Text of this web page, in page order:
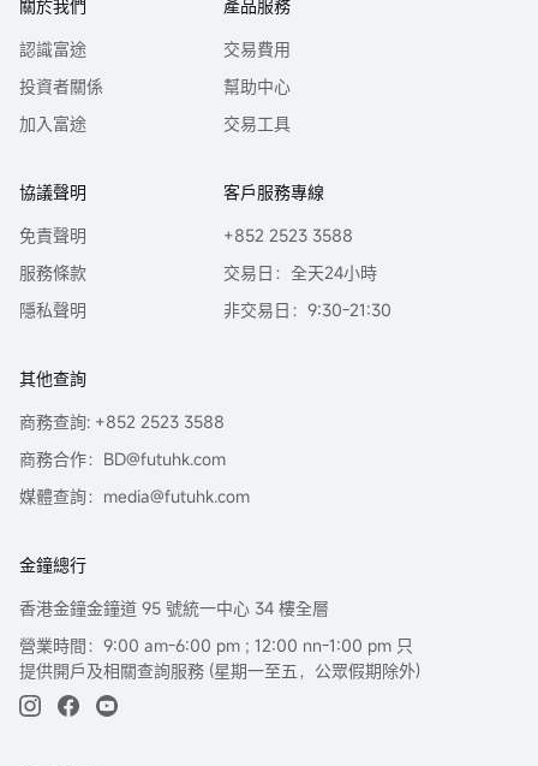
(SSO.US)$
$三倍做多標普500ETF-ProShares (UPRO.US)$
SmallCap600 (SDD.US)$ $三倍做空標普500ETF-ProShares
(SPXU.US)$
$標普中型股400指數ETF-SPDR (MDY.US)$
$SPDR標普600小盤ETF基金 (SLY.US)$
Small Cap Growth ETF (SLYG.US)$
數ETF-iShares (IVW.US)$ $標普小盤股指數ETF-iShares
指數ETF-iShares (OEF.US)$ $標普500ETF-Vanguard
(VOO.US)$
$標普500成長股ETF-Vanguard (VOOG.US)$
普500價值股ETF-Vanguard (VOOV.US)$ $標普500ETF博時
(513500.SH)$
$標普500ETF南方 (513650.SH)$
ProShares (SVXY.US)$
$Proshares VIX中期期貨ETF (VIXM.US)$
(QQQ.US)$ $2倍做多納斯達克100指數ETF-ProShares
(QLD.US)$
$三倍做多納指ETF-ProShares (TQQQ.US)$
$Pacific Smiles Group Ltd(已除牌) (PSQ.AU)$
納斯達克指數ETF (QID.US)$
(SQQQ.US)$
ETF華安 (159632.SZ)$ $道瓊斯工業平均指數ETF-State
Street SPDR (DIA.US)$
$2倍做多道指ETF-Proshares
(DDM.US)$ $三倍做空道指30ETF-ProShares (SDOW.US)$
$道指ETF-ProShares做空 (DOG.US)$ $三倍做空道指30ETF-
ProShares (SDOW.US)$
$羅素2000成長股指數ETF-iShares (IWO.US)$
關於我們
認識富途
投資者關係
加入富途
產品服務
交易費用
幫助中心
交易工具
協議聲明
免責聲明
服務條款
隱私聲明
客戶服務專線
+852 2523 3588
交易日：全天24小時
非交易日：9:30-21:30
其他查詢
商務查詢: +852 2523 3588
商務合作：BD@futuhk.com
媒體查詢：media@futuhk.com
金鐘總行
香港金鐘金鐘道 95 號統一中心 34 樓全層
營業時間：9:00 am-6:00 pm ; 12:00 nn-1:00 pm 只
提供開戶及相關查詢服務 (星期一至五，公眾假期除外)